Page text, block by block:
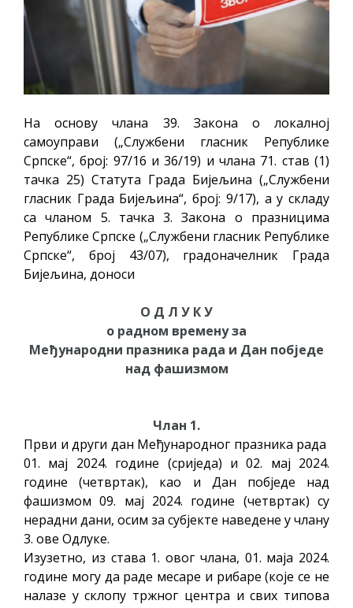
На основу члана 39. Закона о локалној
самоуправи („Службени гласник Републике
Српске“, број: 97/16 и 36/19) и члана 71. став (1)
тачка 25) Статута Града Бијељина („Службени
гласник Града Бијељина“, број: 9/17), а у складу
са чланом 5. тачка 3. Закона о празницима
Републике Српске („Службени гласник Републике
Српске“, број 43/07), градоначелник Града
Бијељина, доноси
О Д Л У К У
о радном времену за
Међународни празника рада и Дан побједе
над фашизмом
Члан 1.
Први и други дан Међународног празника рада
01. мај 2024. године (сриједа) и 02. мај 2024.
године (четвртак), као и Дан побједе над
фашизмом 09. мај 2024. године (четвртак) су
нерадни дани, осим за субјекте наведене у члану
3. ове Одлуке.
Изузетно, из става 1. овог члана, 01. маја 2024.
године могу да раде месаре и рибаре (које се не
налазе у склопу тржног центра и свих типова